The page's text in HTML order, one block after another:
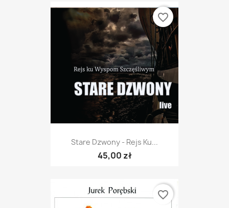
Stare Dzwony - Rejs Ku...
45,00 zł
favorite_border
favorite_border